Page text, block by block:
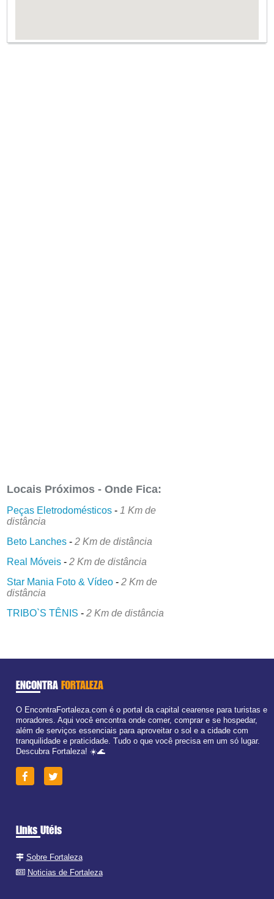
Locais Próximos - Onde Fica:
Peças Eletrodomésticos - 1 Km de
distância
Beto Lanches -2 Km de distância
Real Móveis -2 Km de distância
Star Mania Foto & Vídeo -2 Km de
distância
TRIBO`S TÊNIS -2 Km de distância
ENCONTRA FORTALEZA
O EncontraFortaleza.com é o portal da capital cearense para turistas e
moradores. Aqui você encontra onde comer, comprar e se hospedar,
além de serviços essenciais para aproveitar o sol e a cidade com
tranquilidade e praticidade. Tudo o que você precisa em um só lugar.
Descubra Fortaleza! ☀️🌊
Links Utéis
Sobre Fortaleza
Noticias de Fortaleza